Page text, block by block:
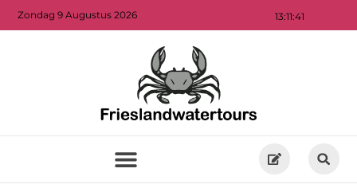
13:11:43
Zondag 9 Augustus 2026